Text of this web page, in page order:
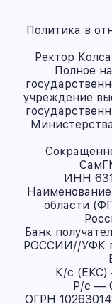
Политика в
Ректор
Полное
учреждение
ИНН
области
Банк
РОССИИ//УФК
К/с (ЕКС)
Р/с —
ОГРН